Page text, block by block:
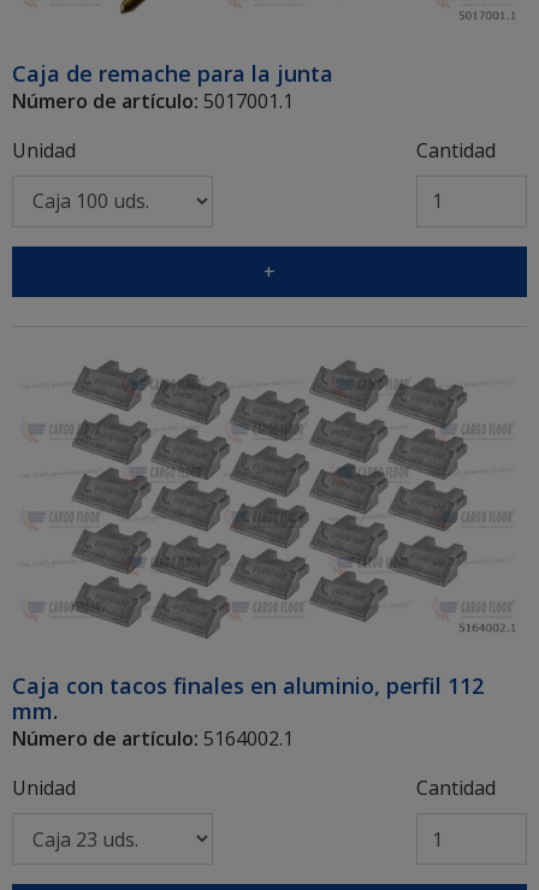
Caja de remache para la junta
Número de artículo: 5017001.1
Unidad
Cantidad
+
Caja con tacos finales en aluminio, perfil 112
mm.
Número de artículo: 5164002.1
Unidad
Cantidad